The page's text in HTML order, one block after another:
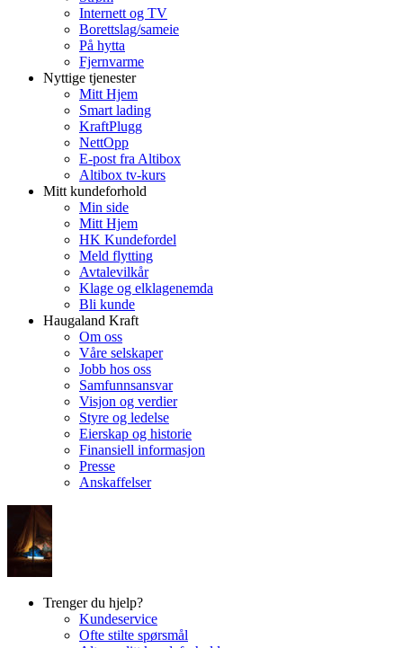
Internett og TV
Borettslag/sameie
På hytta
Fjernvarme
Nyttige tjenester
Mitt Hjem
Smart lading
KraftPlugg
NettOpp
E-post fra Altibox
Altibox tv-kurs
Mitt kundeforhold
Min side
Mitt Hjem
HK Kundefordel
Meld flytting
Avtalevilkår
Klage og elklagenemda
Bli kunde
Haugaland Kraft
Om oss
Våre selskaper
Jobb hos oss
Samfunnsansvar
Visjon og verdier
Styre og ledelse
Eierskap og historie
Finansiell informasjon
Presse
Anskaffelser
Trenger du hjelp?
Kundeservice
Ofte stilte spørsmål